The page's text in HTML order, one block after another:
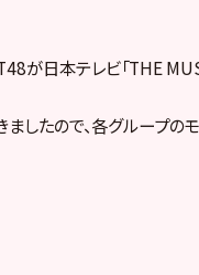
が日本テレビ「THE
したので、各グループの